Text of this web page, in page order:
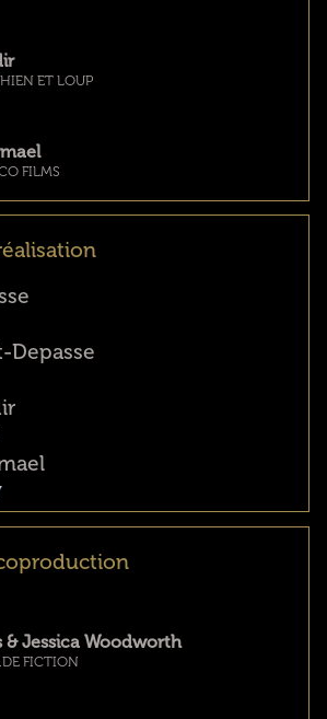
ET LOUP
FILMS
Depasse
& Jessica Woodworth
FICTION